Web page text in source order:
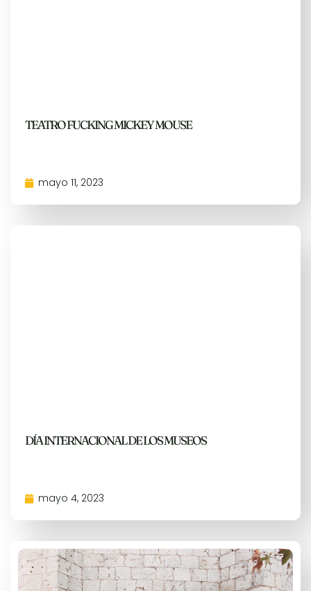
TEATRO FUCKING MICKEY MOUSE
mayo 11, 2023
DÍA INTERNACIONAL DE LOS MUSEOS
mayo 4, 2023